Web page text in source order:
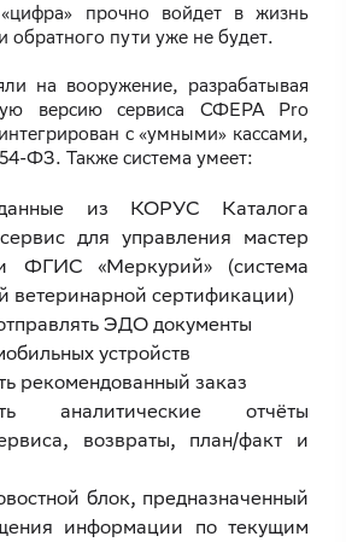
прочно войдет в жизнь
обратного пути уже не будет.
на вооружение, разрабатывая
версию сервиса СФЕРА Pro
с «умными» кассами,
ФЗ. Также система умеет:
данные из КОРУС Каталога
для управления мастер
ФГИС «Меркурий» (система
ветеринарной сертификации)
ЭДО документы
устройств
рекомендованный заказ
аналитические отчёты
возвраты, план/факт и
блок, предназначенный
информации по текущим